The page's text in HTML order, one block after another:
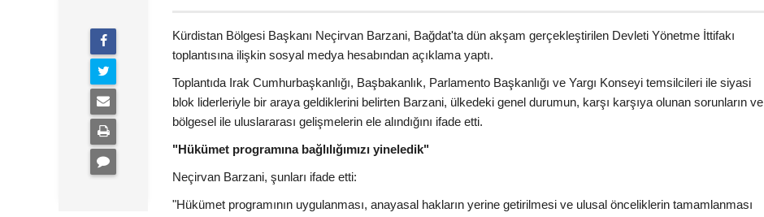
Kürdistan Bölgesi Başkanı Neçirvan Barzani, Bağdat'ta dün akşam gerçekleştirilen Devleti Yönetme İttifakı
toplantısına ilişkin sosyal medya hesabından açıklama yaptı.
Toplantıda Irak Cumhurbaşkanlığı, Başbakanlık, Parlamento Başkanlığı ve Yargı Konseyi temsilcileri ile siyasi
blok liderleriyle bir araya geldiklerini belirten Barzani, ülkedeki genel durumun, karşı karşıya olunan sorunların ve
bölgesel ile uluslararası gelişmelerin ele alındığını ifade etti.
"Hükümet programına bağlılığımızı yineledik"
Neçirvan Barzani, şunları ifade etti:
"Hükümet programının uygulanması, anayasal hakların yerine getirilmesi ve ulusal önceliklerin tamamlanması